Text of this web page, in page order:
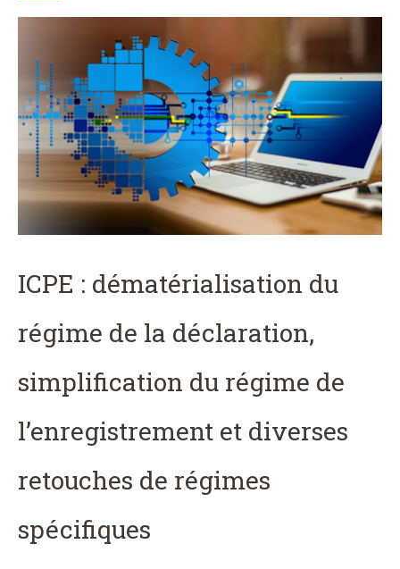
ICPE : dématérialisation du
régime de la déclaration,
simplification du régime de
l’enregistrement et diverses
retouches de régimes
spécifiques